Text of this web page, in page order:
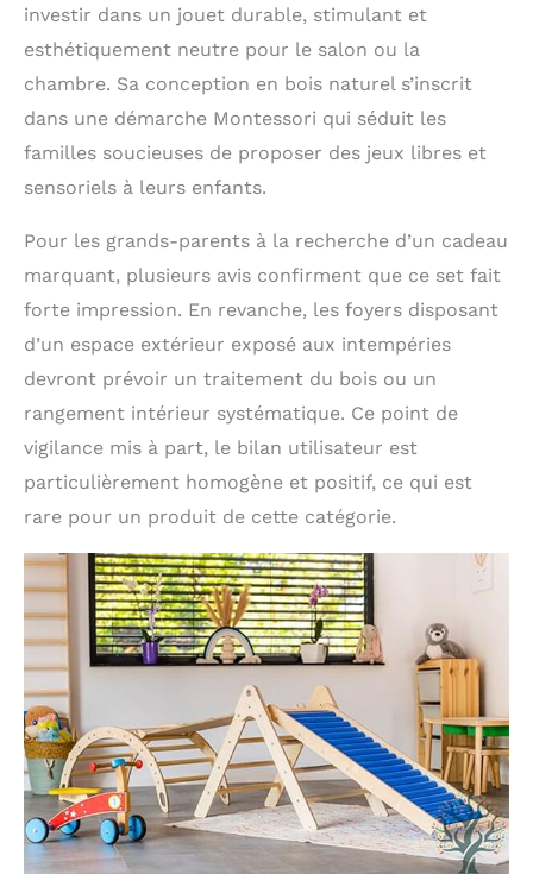
investir dans un jouet durable, stimulant et
esthétiquement neutre pour le salon ou la
chambre. Sa conception en bois naturel s’inscrit
dans une démarche Montessori qui séduit les
familles soucieuses de proposer des jeux libres et
sensoriels à leurs enfants.
Pour les grands-parents à la recherche d’un cadeau
marquant, plusieurs avis confirment que ce set fait
forte impression. En revanche, les foyers disposant
d’un espace extérieur exposé aux intempéries
devront prévoir un traitement du bois ou un
rangement intérieur systématique. Ce point de
vigilance mis à part, le bilan utilisateur est
particulièrement homogène et positif, ce qui est
rare pour un produit de cette catégorie.